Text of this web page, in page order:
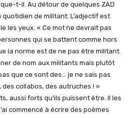
t-il. Au détour de quelques ZAD
de militant. L’adjectif est
les yeux. « Ce mot ne devrait pas
qui se battent comme hors
la norme est de ne pas être militant.
de nom aux militants mais plutôt
que ce sont des… je ne sais pas
collabos, des autruches ! »
aussi forts qu’ils puissent être. Il les
commencé à écrire des poèmes